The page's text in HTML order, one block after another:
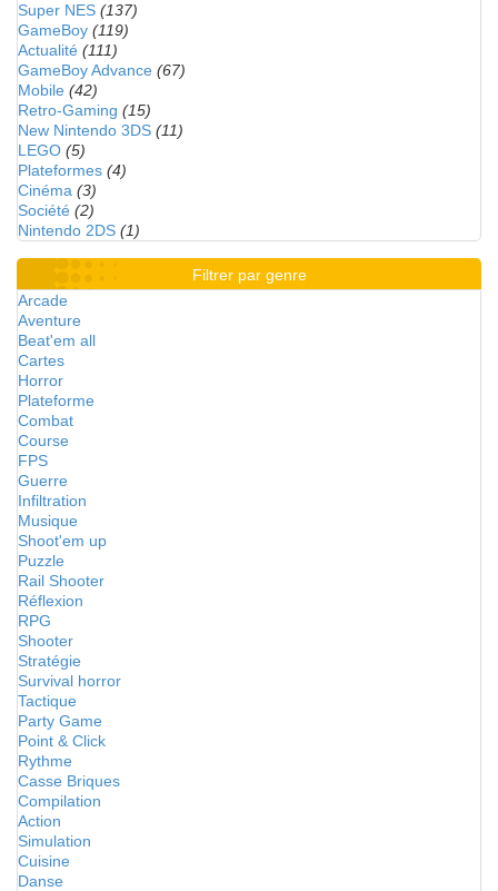
Super NES (137)
GameBoy (119)
Actualité (111)
GameBoy Advance (67)
Mobile (42)
Retro-Gaming (15)
New Nintendo 3DS (11)
LEGO (5)
Plateformes (4)
Cinéma (3)
Société (2)
Nintendo 2DS (1)
Filtrer par genre
Arcade
Aventure
Beat'em all
Cartes
Horror
Plateforme
Combat
Course
FPS
Guerre
Infiltration
Musique
Shoot'em up
Puzzle
Rail Shooter
Réflexion
RPG
Shooter
Stratégie
Survival horror
Tactique
Party Game
Point & Click
Rythme
Casse Briques
Compilation
Action
Simulation
Cuisine
Danse